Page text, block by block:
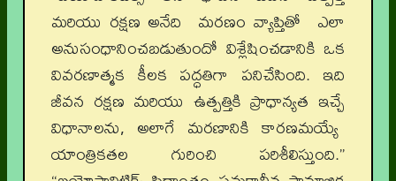
మరియు రక్షణ అనేది మరణం వ్యాప్తితో ఎలా
అనుసంధానించబడుతుందో విశ్లేషించడానికి ఒక
వివరణాత్మక కీలక పద్ధతిగా పనిచేసింది. ఇది
జీవన రక్షణ మరియు ఉత్పత్తికి ప్రాధాన్యత ఇచ్చే
విధానాలను, అలాగే మరణానికి కారణమయ్యే
యాంత్రికతల గురించి పరిశీలిస్తుంది.”